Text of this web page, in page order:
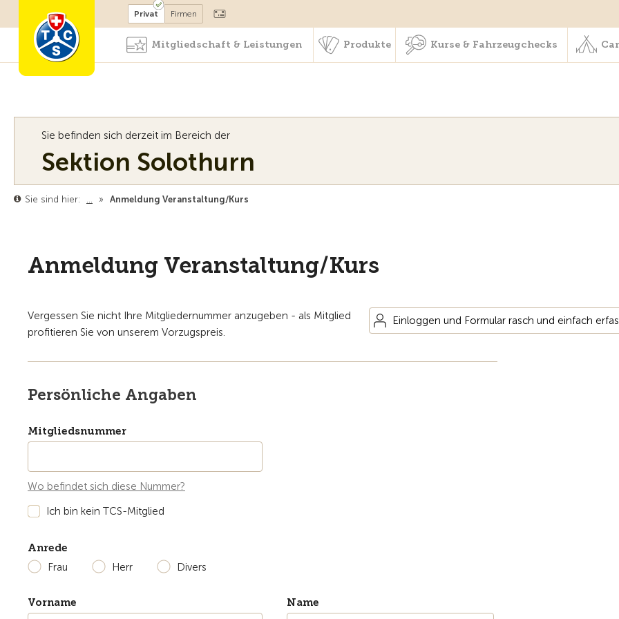
Mitglied werden
Privat Firmen
Mitgliedschaft & Leistungen Produkte Kurse & Fahrzeugchecks
Sie befinden sich derzeit im Bereich der
Sektion Solothurn
Sie sind hier: … » Anmeldung Veranstaltung/Kurs
Anmeldung Veranstaltung/Kurs
Einloggen und Formular rasch und einfach
Vergessen Sie nicht Ihre Mitgliedernummer anzugeben - als Mitglied
profitieren Sie von unserem Vorzugspreis.
Persönliche Angaben
Mitgliedsnummer
Wo befindet sich diese Nummer?
Ich bin kein TCS-Mitglied
Anrede
Frau
Herr Divers
Vorname Name